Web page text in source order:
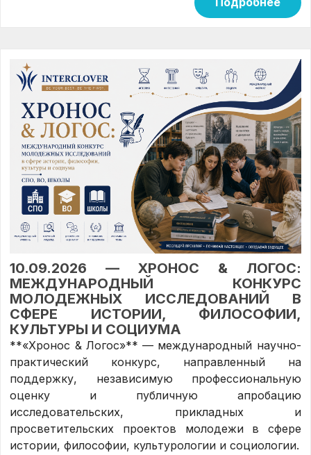
10.09.2026 — ХРОНОС & ЛОГОС:
МЕЖДУНАРОДНЫЙ КОНКУРС
МОЛОДЕЖНЫХ ИССЛЕДОВАНИЙ В
СФЕРЕ ИСТОРИИ, ФИЛОСОФИИ,
КУЛЬТУРЫ И СОЦИУМА
**«Хронос & Логос»** — международный научно-
практический конкурс, направленный на
поддержку, независимую профессиональную
оценку и публичную апробацию
исследовательских, прикладных и
просветительских проектов молодежи в сфере
истории, философии, культурологии и социологии.